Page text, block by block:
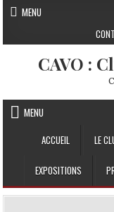
Skip to content
MENU
CAVO :
MENU
ACCUEIL
LE
EXPOSITIONS